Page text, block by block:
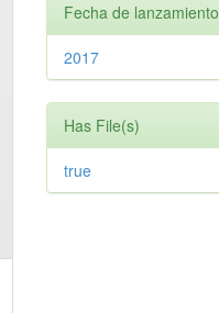
Fecha de lanzamiento
2017
Has File(s)
true